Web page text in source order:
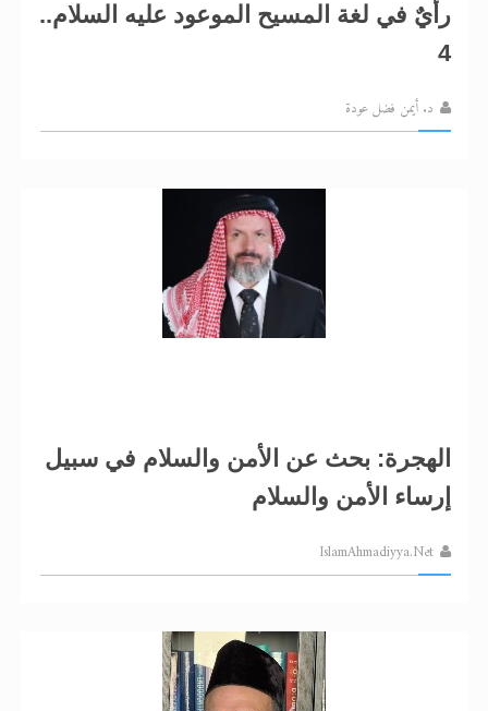
رأيٌ في لغة المسيح الموعود عليه السلام..
4
د. أيمن فضل عودة
الهجرة: بحث عن الأمن والسلام في سبيل
إرساء الأمن والسلام
IslamAhmadiyya.Net